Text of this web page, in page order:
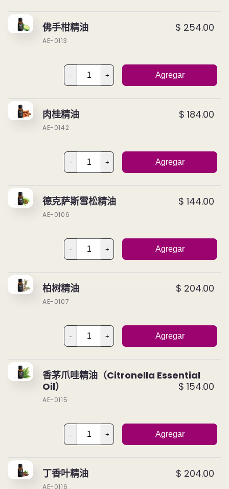
佛手柑精油 $ 254.00
AE-0113
- + Agregar
肉桂精油 $ 184.00
AE-0142
- + Agregar
德克萨斯雪松精油 $ 144.00
AE-0106
- + Agregar
柏树精油 $ 204.00
AE-0107
- + Agregar
香茅爪哇精油（Citronella Essential
Oil）
$ 154.00
AE-0115
- + Agregar
丁香叶精油 $ 204.00
AE-0116